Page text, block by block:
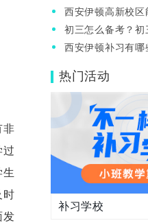
时
发
提分快吗？
西安伊顿高新校区
年多少钱？
初三怎么备考？初
伊顿吗？
西安伊顿补习有哪
热门活动
补习学校